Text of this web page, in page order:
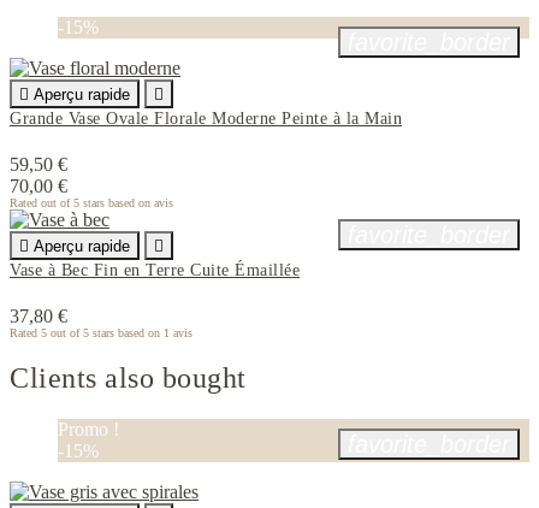
-15%
 Aperçu rapide

Grande Vase Ovale Florale Moderne Peinte à la Main
59,50 €
70,00 €
Rated out of 5 stars based on avis
 Aperçu rapide

Vase à Bec Fin en Terre Cuite Émaillée
37,80 €
Rated 5 out of 5 stars based on 1 avis
Clients also bought
Promo !
-15%